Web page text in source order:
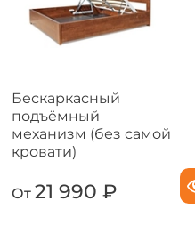
Бескаркасный
подъёмный
механизм (без самой
кровати)
От 21 990 ₽